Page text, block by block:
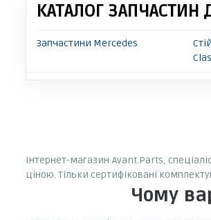
КАТАЛОГ ЗАПЧАСТИН
Запчастини Mercedes
Інтернет-магазин Avant.Parts,
ціною. Тільки сертифіковані
Чому